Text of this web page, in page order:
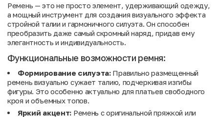
Ремень — это не просто элемент, удерживающий одежду,
а мощный инструмент для создания визуального эффекта
стройной талии и гармоничного силуэта. Он способен
преобразить даже самый скромный наряд, придав ему
элегантность и индивидуальность.
Функциональные возможности ремня:
Формирование силуэта:Правильно размещенный
ремень визуально сужает талию, подчеркивая изгибы
фигуры. Это особенно актуально для платьев свободного
кроя и объемных топов.
Яркий акцент: Ремень с оригинальной пряжкой или